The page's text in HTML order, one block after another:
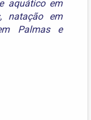
aquático em
, natação em
Palmase